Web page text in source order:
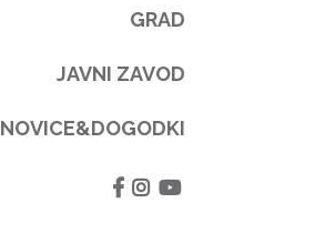
GRAD
JAVNI ZAVOD
NOVICE&DOGODKI